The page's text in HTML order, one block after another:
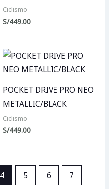
Ciclismo
S/449.00
POCKET DRIVE PRO NEO
METALLIC/BLACK
Ciclismo
S/449.00
4 5 6 7